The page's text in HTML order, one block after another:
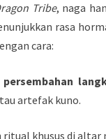
Tribe, naga
rasa
cara:
persembahan
artefak kuno.
ritual khusus di altar